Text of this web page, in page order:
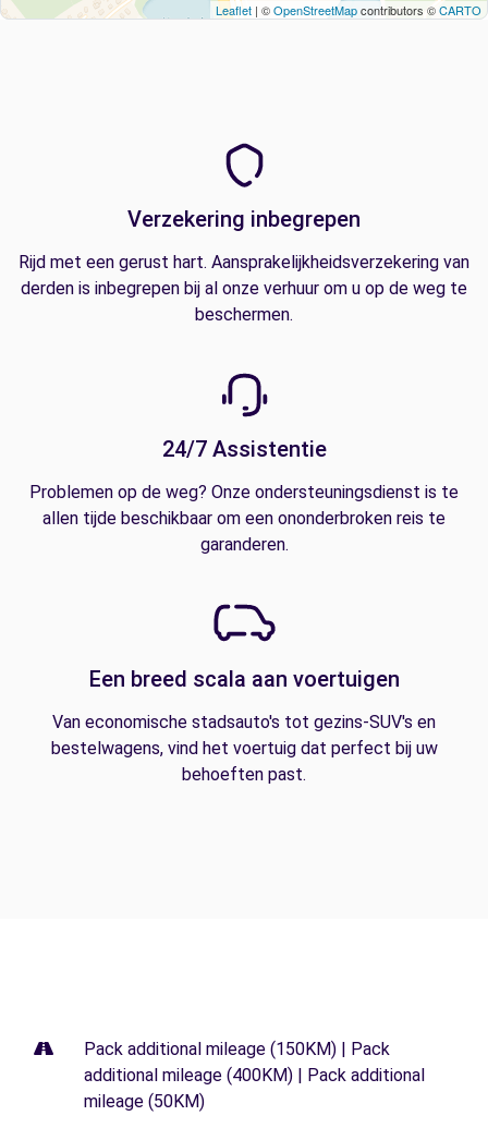
Leaflet | ©OpenStreetMapcontributors ©CARTO
Verzekering inbegrepen
Rijd met een gerust hart. Aansprakelijkheidsverzekering van
derden is inbegrepen bij al onze verhuur om u op de weg te
beschermen.
24/7 Assistentie
Problemen op de weg? Onze ondersteuningsdienst is te
allen tijde beschikbaar om een ononderbroken reis te
garanderen.
Een breed scala aan voertuigen
Van economische stadsauto's tot gezins-SUV's en
bestelwagens, vind het voertuig dat perfect bij uw
behoeften past.
Pack additional mileage (150KM) | Pack
additional mileage (400KM) | Pack additional
mileage (50KM)